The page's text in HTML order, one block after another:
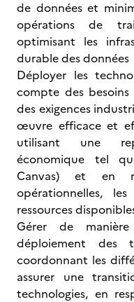
de données et
opérations de
optimisant les
durable des données
Déployer les
compte des
des exigences
œuvre efficace et
utilisant une
économique tel
Canvas) et en
opérationnelles,
ressources
Gérer de
déploiement des
coordonnant les
assurer une
technologies, en